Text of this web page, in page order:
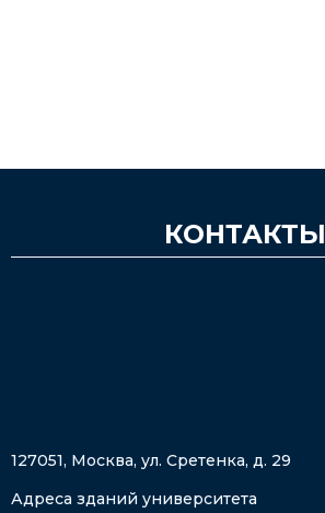
КОНТАКТЫ
127051, Москва, ул. Сретенка, д. 29
Адреса зданий университета